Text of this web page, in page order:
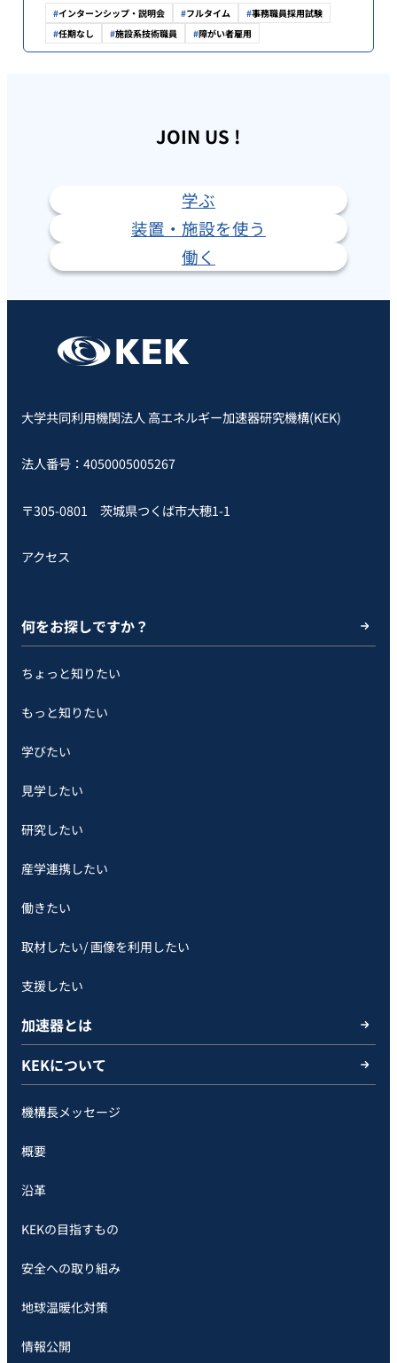
インターンシップ・説明会 フルタイム
事務職員採用試験
任期なし
施設系技術職員 障がい者雇用
JOIN US !
学ぶ
装置・施設を使う
働く
大学共同利用機関法人 高エネルギー加速器研究機構(KEK)
法人番号：4050005005267
〒305-0801 茨城県つくば市大穂1-1
アクセス
何をお探しですか？
ちょっと知りたい
もっと知りたい
学びたい
見学したい
研究したい
産学連携したい
働きたい
取材したい/ 画像を利用したい
支援したい
加速器とは
KEKについて
機構長メッセージ
概要
沿革
KEKの目指すもの
安全への取り組み
地球温暖化対策
情報公開